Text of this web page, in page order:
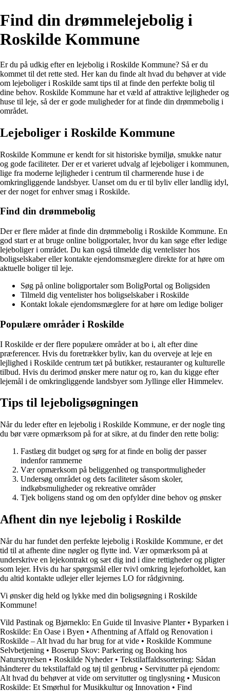
Find din drømmelejebolig i
Roskilde Kommune
Er du på udkig efter en lejebolig i Roskilde Kommune? Så er du
kommet til det rette sted. Her kan du finde alt hvad du behøver at vide
om lejeboliger i Roskilde samt tips til at finde den perfekte bolig til
dine behov. Roskilde Kommune har et væld af attraktive lejligheder og
huse til leje, så der er gode muligheder for at finde din drømmebolig i
området.
Lejeboliger i Roskilde Kommune
Roskilde Kommune er kendt for sit historiske bymiljø, smukke natur
og gode faciliteter. Der er et varieret udvalg af lejeboliger i kommunen,
lige fra moderne lejligheder i centrum til charmerende huse i de
omkringliggende landsbyer. Uanset om du er til byliv eller landlig idyl,
er der noget for enhver smag i Roskilde.
Find din drømmebolig
Der er flere måder at finde din drømmebolig i Roskilde Kommune. En
god start er at bruge online boligportaler, hvor du kan søge efter ledige
lejeboliger i området. Du kan også tilmelde dig ventelister hos
boligselskaber eller kontakte ejendomsmæglere direkte for at høre om
aktuelle boliger til leje.
Søg på online boligportaler som BoligPortal og Boligsiden
Tilmeld dig ventelister hos boligselskaber i Roskilde
Kontakt lokale ejendomsmæglere for at høre om ledige boliger
Populære områder i Roskilde
I Roskilde er der flere populære områder at bo i, alt efter dine
præferencer. Hvis du foretrækker byliv, kan du overveje at leje en
lejlighed i Roskilde centrum tæt på butikker, restauranter og kulturelle
tilbud. Hvis du derimod ønsker mere natur og ro, kan du kigge efter
lejemål i de omkringliggende landsbyer som Jyllinge eller Himmelev.
Tips til lejeboligsøgningen
Når du leder efter en lejebolig i Roskilde Kommune, er der nogle ting
du bør være opmærksom på for at sikre, at du finder den rette bolig:
Fastlæg dit budget og sørg for at finde en bolig der passer
indenfor rammerne
Vær opmærksom på beliggenhed og transportmuligheder
Undersøg området og dets faciliteter såsom skoler,
indkøbsmuligheder og rekreative områder
Tjek boligens stand og om den opfylder dine behov og ønsker
Afhent din nye lejebolig i Roskilde
Når du har fundet den perfekte lejebolig i Roskilde Kommune, er det
tid til at afhente dine nøgler og flytte ind. Vær opmærksom på at
underskrive en lejekontrakt og sæt dig ind i dine rettigheder og pligter
som lejer. Hvis du har spørgsmål eller tvivl omkring lejeforholdet, kan
du altid kontakte udlejer eller lejernes LO for rådgivning.
Vi ønsker dig held og lykke med din boligsøgning i Roskilde
Kommune!
Vild Pastinak og Bjørneklo: En Guide til Invasive Planter• Byparken i
Roskilde: En Oase i Byen • Afhentning af Affald og Renovation i
Roskilde – Alt hvad du har brug for at vide • Roskilde Kommune
Selvbetjening • Boserup Skov: Parkering og Booking hos
Naturstyrelsen • Roskilde Nyheder• Tekstilaffaldssortering: Sådan
håndterer du tekstilaffald og tøj til genbrug • Servitutter på ejendom:
Alt hvad du behøver at vide om servitutter og tinglysning • Musicon
Roskilde: Et Smørhul for Musikkultur og Innovation • Find